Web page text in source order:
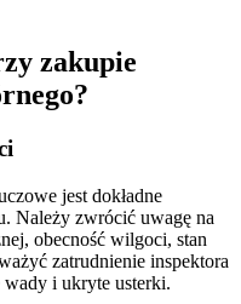
zakupie
jest dokładne
Należy zwrócić uwagę na
obecność wilgoci, stan
zatrudnienie inspektora
i ukryte usterki.